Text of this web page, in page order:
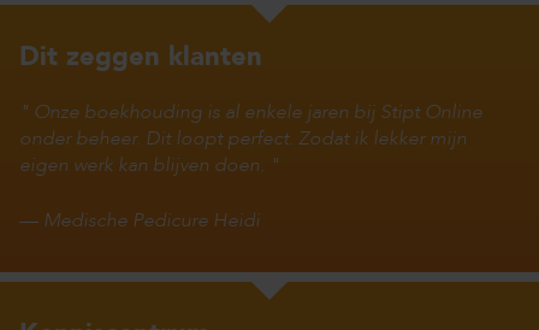
Dit zeggen klanten
Onze boekhouding is al enkele jaren bij Stipt Online
onder beheer. Dit loopt perfect. Zodat ik lekker mijn
eigen werk kan blijven doen.
— Medische Pedicure Heidi